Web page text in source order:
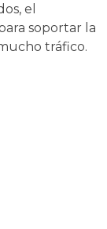
el
soportar la
tráfico.